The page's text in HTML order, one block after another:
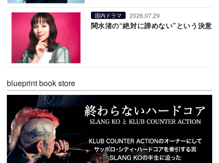
国内ドラマ 2026.07.29
関水渚の“絶対に諦めない”という決意
blueprint book store